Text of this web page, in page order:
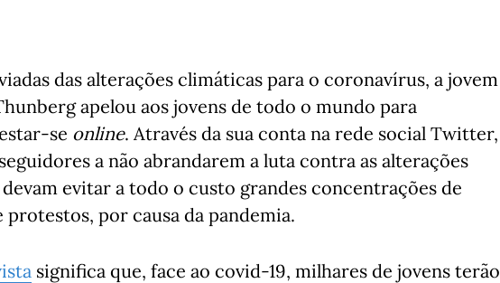
das alterações climáticas para o coronavírus, a jovem
apelou aos jovens de todo o mundo para
se online. Através da sua conta na rede social Twitter,
a não abrandarem a luta contra as alterações
evitar a todo o custo grandes concentrações de
protestos, por causa da pandemia.
significa que, face ao covid-19, milhares de jovens terão